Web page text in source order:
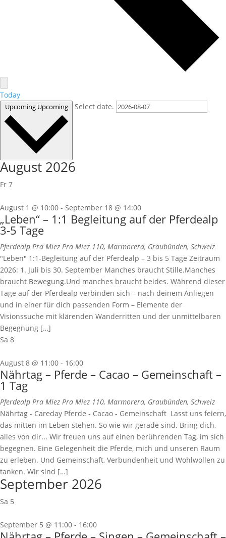
Today
Upcoming Upcoming Select date.
August 2026
Fr 7
August 1 @ 10:00 - September 18 @ 14:00
„Leben“ – 1:1 Begleitung auf der Pferdealp
3-5 Tage
Pferdealp Pra Miez Pra Miez 110, Marmorera, Graubünden, Schweiz
"Leben" 1:1-Begleitung auf der Pferdealp – 3 bis 5 Tage Zeitraum
2026: 1. Juli bis 30. September Manches braucht Stille.Manches
braucht Bewegung.Und manches braucht beides. Während dieser
Tage auf der Pferdealp verbinden sich – nach deinem Anliegen
und in einer für dich passenden Form – Elemente der
Visionssuche mit klärenden Wanderritten und der unmittelbaren
Begegnung […]
Sa 8
August 8 @ 11:00 - 16:00
Nährtag – Pferde – Cacao – Gemeinschaft –
1 Tag
Pferdealp Pra Miez Pra Miez 110, Marmorera, Graubünden, Schweiz
Nährtag - Careday Pferde - Cacao - Gemeinschaft Lasst uns feiern,
das mitten im Leben stehen. So wie wir gerade sind. Bring dich,
alles von dir... Wir freuen uns auf einen berührenden Tag, im sich
begegnen. Eine Gelegenheit die Pferde, mich und unseren Raum
zu erleben. Und Gemeinschaft, Verbundenheit und Wohlwollen zu
tanken. Wir sind […]
September 2026
Sa 5
September 5 @ 11:00 - 16:00